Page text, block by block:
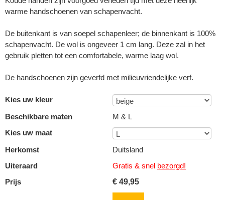
warme handschoenen van schapenvacht.
De buitenkant is van soepel schapenleer; de binnenkant is 100%
schapenvacht. De wol is ongeveer 1 cm lang. Deze zal in het
gebruik pletten tot een comfortabele, warme laag wol.
De handschoenen zijn geverfd met milieuvriendelijke verf.
Kies uw kleur
Beschikbare maten
M & L
Kies uw maat
Herkomst
Duitsland
Uiteraard
Gratis & snel bezorgd!
Prijs
€ 49,95